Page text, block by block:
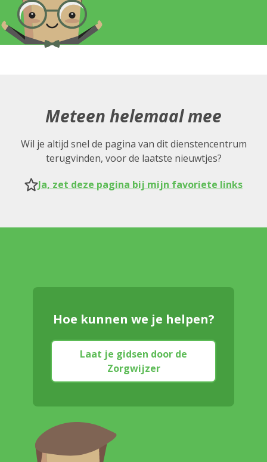
Meteen helemaal mee
Wil je altijd snel de pagina van dit dienstencentrum
terugvinden, voor de laatste nieuwtjes?
Ja, zet deze pagina bij mijn favoriete links
Hoe kunnen we je helpen?
Laat je gidsen door de
Zorgwijzer